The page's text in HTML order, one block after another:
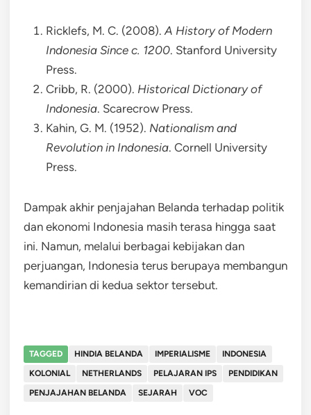
Ricklefs, M. C. (2008). A History of Modern
Indonesia Since c. 1200. Stanford University
Press.
Cribb, R. (2000). Historical Dictionary of
Indonesia. Scarecrow Press.
Kahin, G. M. (1952). Nationalism and
Revolution in Indonesia. Cornell University
Press.
Dampak akhir penjajahan Belanda terhadap politik
dan ekonomi Indonesia masih terasa hingga saat
ini. Namun, melalui berbagai kebijakan dan
perjuangan, Indonesia terus berupaya membangun
kemandirian di kedua sektor tersebut.
TAGGED HINDIA BELANDA IMPERIALISME
INDONESIA
KOLONIAL
NETHERLANDS PELAJARAN IPS
PENDIDIKAN
PENJAJAHAN BELANDA
SEJARAH VOC